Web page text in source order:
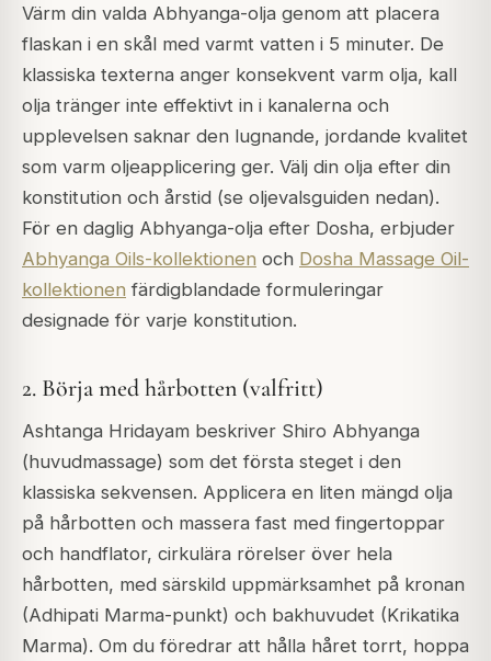
Värm din valda Abhyanga-olja genom att placera
flaskan i en skål med varmt vatten i 5 minuter. De
klassiska texterna anger konsekvent varm olja, kall
olja tränger inte effektivt in i kanalerna och
upplevelsen saknar den lugnande, jordande kvalitet
som varm oljeapplicering ger. Välj din olja efter din
konstitution och årstid (se oljevalsguiden nedan).
För en daglig Abhyanga-olja efter Dosha, erbjuder
Abhyanga Oils-kollektionen och Dosha Massage Oil-
kollektionen färdigblandade formuleringar
designade för varje konstitution.
2. Börja med hårbotten (valfritt)
Ashtanga Hridayam beskriver Shiro Abhyanga
(huvudmassage) som det första steget i den
klassiska sekvensen. Applicera en liten mängd olja
på hårbotten och massera fast med fingertoppar
och handflator, cirkulära rörelser över hela
hårbotten, med särskild uppmärksamhet på kronan
(Adhipati Marma-punkt) och bakhuvudet (Krikatika
Marma). Om du föredrar att hålla håret torrt, hoppa